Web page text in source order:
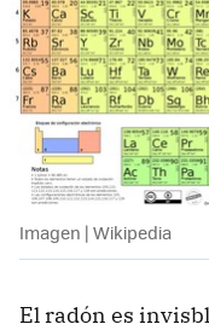
Imagen | Wikipedia
El radón es